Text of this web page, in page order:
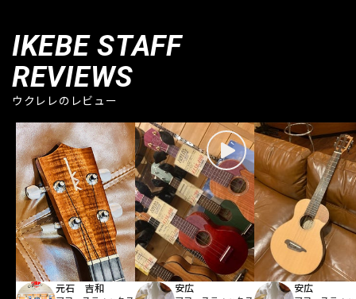
IKEBE STAFF
REVIEWS
ウクレレのレビュー
元石 吉和 安広 安広